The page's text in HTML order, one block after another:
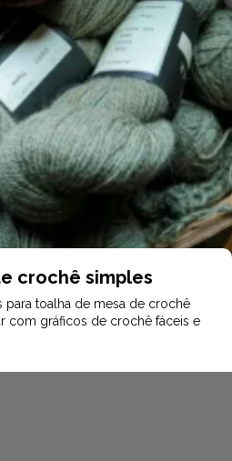
crochê simples
para toalha de mesa de crochê
com gráficos de crochê fáceis e